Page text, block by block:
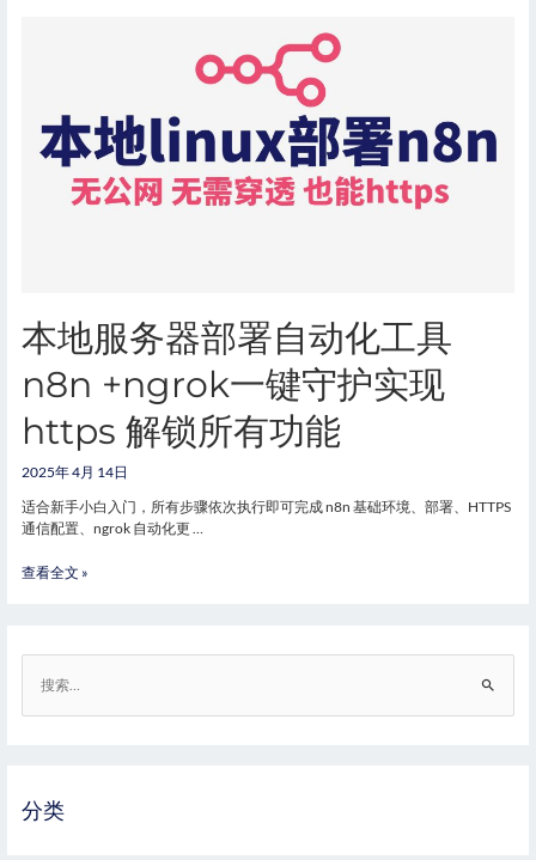
本地服务器部署自动化工具
n8n +ngrok一键守护实现
https 解锁所有功能
2025年 4月 14日
适合新手小白入门，所有步骤依次执行即可完成 n8n 基础环境、部署、HTTPS
通信配置、ngrok 自动化更 …
查看全文 »
分类